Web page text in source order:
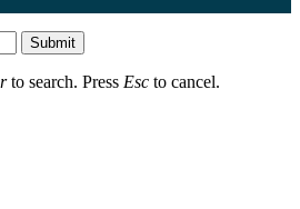
Submit
to search. Press Esc to cancel.